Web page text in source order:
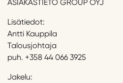
ASIAKASTIETO GROUP OYJ
Lisätiedot:
Antti Kauppila
Talousjohtaja
puh. +358 44 066 3925
Jakelu: